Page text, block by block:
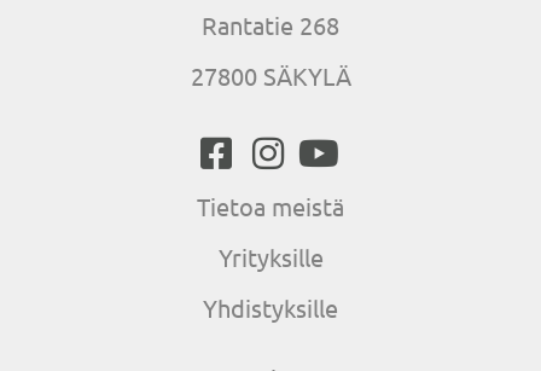
Rantatie 268
27800 SÄKYLÄ
Tietoa meistä
Yrityksille
Yhdistyksille